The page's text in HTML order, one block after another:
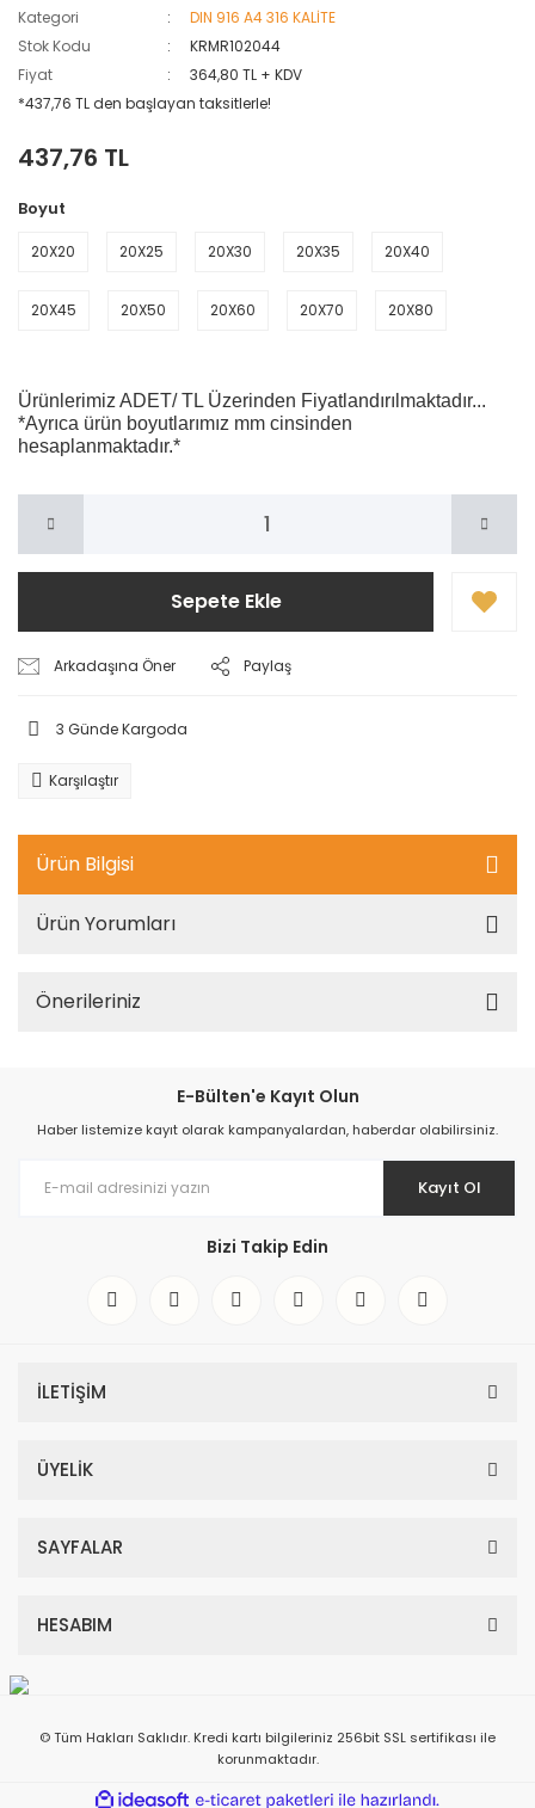
Kategori
DIN 916 A4 316 KALİTE
Stok Kodu
KRMR102044
Fiyat
364,80 TL + KDV
*437,76 TL den başlayan taksitlerle!
437,76 TL
Boyut
20X20 20X25 20X30 20X35 20X40
20X45 20X50 20X60 20X70 20X80
Ürünlerimiz ADET/ TL Üzerinden Fiyatlandırılmaktadır...
*Ayrıca ürün boyutlarımız mm cinsinden
hesaplanmaktadır.*
Sepete Ekle
Arkadaşına Öner Paylaş
3 Günde Kargoda
Karşılaştır
Ürün Bilgisi
Ürün Yorumları
Önerileriniz
E-Bülten'e Kayıt Olun
Haber listemize kayıt olarak kampanyalardan, haberdar olabilirsiniz.
Kayıt Ol
Bizi Takip Edin
İLETİŞİM
ÜYELİK
SAYFALAR
HESABIM
© Tüm Hakları Saklıdır. Kredi kartı bilgileriniz 256bit SSL sertifikası ile
korunmaktadır.
ideasoft e-